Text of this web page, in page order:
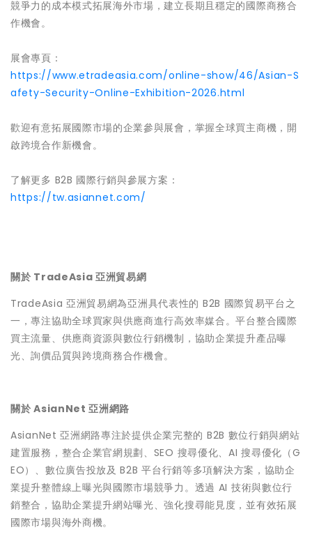
競爭力的成本模式拓展海外市場，建立長期且穩定的國際商務合
作機會。
展會專頁：
https://www.etradeasia.com/online-show/46/Asian-S
afety-Security-Online-Exhibition-2026.html
歡迎有意拓展國際市場的企業參與展會，掌握全球買主商機，開
啟跨境合作新機會。
了解更多 B2B 國際行銷與參展方案：
https://tw.asiannet.com/
關於 TradeAsia 亞洲貿易網
TradeAsia 亞洲貿易網為亞洲具代表性的 B2B 國際貿易平台之
一，專注協助全球買家與供應商進行高效率媒合。平台整合國際
買主流量、供應商資源與數位行銷機制，協助企業提升產品曝
光、詢價品質與跨境商務合作機會。
關於 AsianNet 亞洲網路
AsianNet 亞洲網路專注於提供企業完整的 B2B 數位行銷與網站
建置服務，整合企業官網規劃、SEO 搜尋優化、AI 搜尋優化（G
EO）、數位廣告投放及 B2B 平台行銷等多項解決方案，協助企
業提升整體線上曝光與國際市場競爭力。透過 AI 技術與數位行
銷整合，協助企業提升網站曝光、強化搜尋能見度，並有效拓展
國際市場與海外商機。